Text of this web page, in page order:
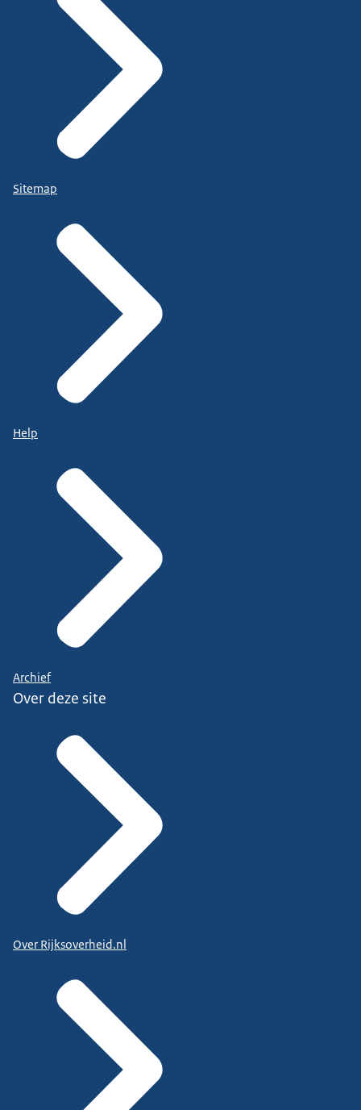
Sitemap
Help
Archief
Over deze site
Over Rijksoverheid.nl